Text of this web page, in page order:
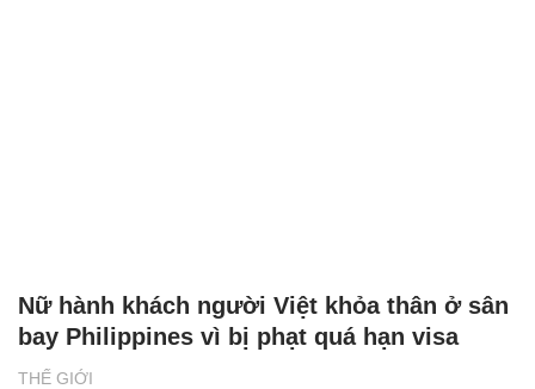
THẾ GIỚI
Nữ hành khách người Việt khỏa thân ở sân
bay Philippines vì bị phạt quá hạn visa